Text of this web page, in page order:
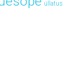
üllatus